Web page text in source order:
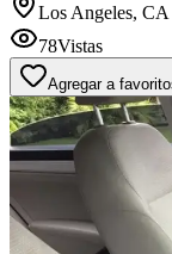
Los Angeles, CA
78Vistas
Agregar a